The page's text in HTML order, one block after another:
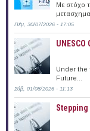
Με στόχο
Πέμ, 30/07/2026 - 17:05
Under the
Future...
Σάβ, 01/08/2026 - 11:13